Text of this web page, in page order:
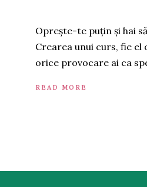
Oprește-te puțin și hai
Crearea unui curs, fie
orice provocare ai ca
READ MORE